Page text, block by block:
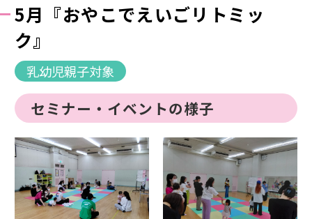
5月『おやこでえいごリトミッ
ク』
乳幼児親子対象
セミナー・イベントの様子